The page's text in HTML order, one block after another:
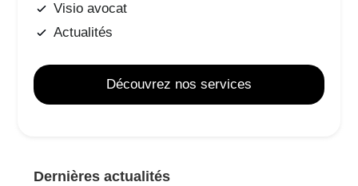
Visio avocat
Actualités
Découvrez nos services
Dernières actualités